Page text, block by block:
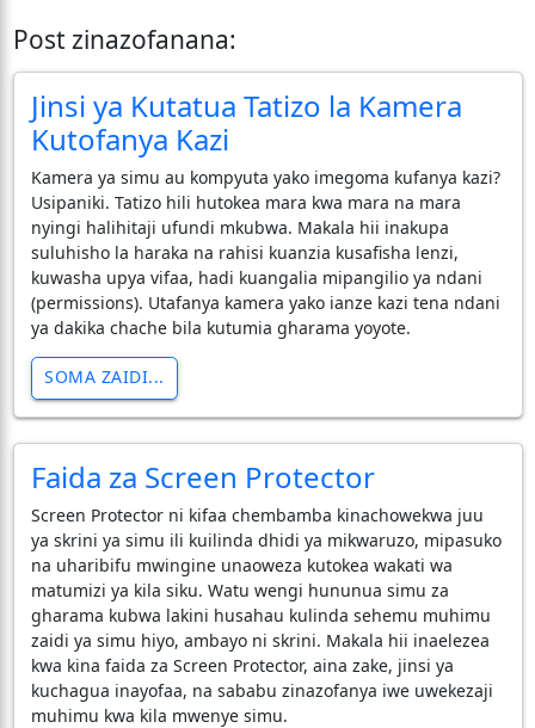
Post zinazofanana:
Jinsi ya Kutatua Tatizo la Kamera
Kutofanya Kazi
Kamera ya simu au kompyuta yako imegoma kufanya kazi?
Usipaniki. Tatizo hili hutokea mara kwa mara na mara
nyingi halihitaji ufundi mkubwa. Makala hii inakupa
suluhisho la haraka na rahisi kuanzia kusafisha lenzi,
kuwasha upya vifaa, hadi kuangalia mipangilio ya ndani
(permissions). Utafanya kamera yako ianze kazi tena ndani
ya dakika chache bila kutumia gharama yoyote.
SOMA ZAIDI...
Faida za Screen Protector
Screen Protector ni kifaa chembamba kinachowekwa juu
ya skrini ya simu ili kuilinda dhidi ya mikwaruzo, mipasuko
na uharibifu mwingine unaoweza kutokea wakati wa
matumizi ya kila siku. Watu wengi hununua simu za
gharama kubwa lakini husahau kulinda sehemu muhimu
zaidi ya simu hiyo, ambayo ni skrini. Makala hii inaelezea
kwa kina faida za Screen Protector, aina zake, jinsi ya
kuchagua inayofaa, na sababu zinazofanya iwe uwekezaji
muhimu kwa kila mwenye simu.